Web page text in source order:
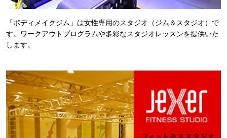
「ボディメイクジム」は女性専用のスタジオ（ジム＆スタジオ）で
す。ワークアウトプログラムや多彩なスタジオレッスンを提供いた
します。